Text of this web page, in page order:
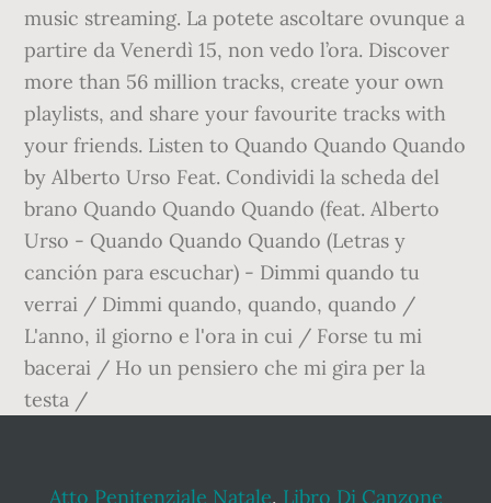
music streaming. La potete ascoltare ovunque a
partire da Venerdì 15, non vedo l’ora. Discover
more than 56 million tracks, create your own
playlists, and share your favourite tracks with
your friends. Listen to Quando Quando Quando
by Alberto Urso Feat. Condividi la scheda del
brano Quando Quando Quando (feat. Alberto
Urso - Quando Quando Quando (Letras y
canción para escuchar) - Dimmi quando tu
verrai / Dimmi quando, quando, quando /
L'anno, il giorno e l'ora in cui / Forse tu mi
bacerai / Ho un pensiero che mi gira per la
testa /
Atto Penitenziale Natale, Libro Di Canzone